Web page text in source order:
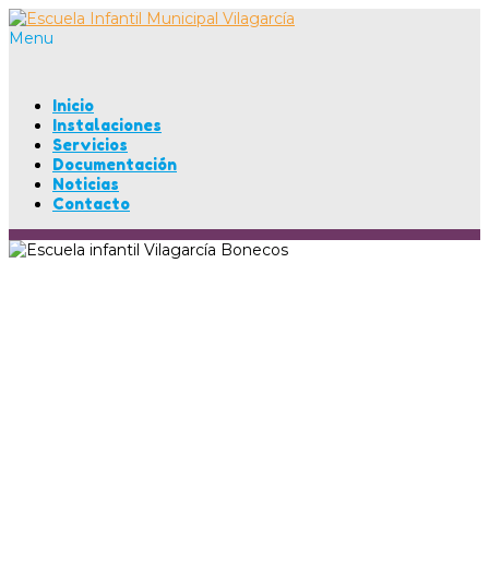
Menu
Inicio
Instalaciones
Servicios
Documentación
Noticias
Contacto